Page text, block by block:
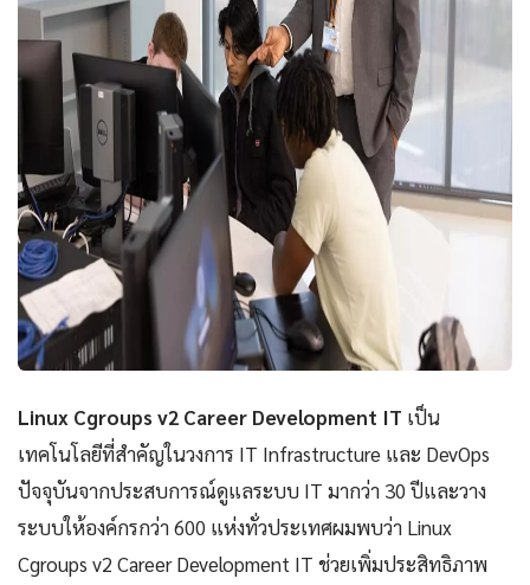
Linux Cgroups v2 Career Development IT เป็น
เทคโนโลยีที่สำคัญในวงการ IT Infrastructure และ DevOps
ปัจจุบันจากประสบการณ์ดูแลระบบ IT มากว่า 30 ปีและวาง
ระบบให้องค์กรกว่า 600 แห่งทั่วประเทศผมพบว่า Linux
Cgroups v2 Career Development IT ช่วยเพิ่มประสิทธิภาพ